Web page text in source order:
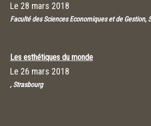
Le 28 mars 2018
Faculté des Sciences Economiques et de Gestion,
Les esthétiques du monde
Le 26 mars 2018
, Strasbourg